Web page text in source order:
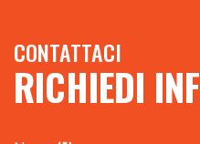
CONTATTACI
RICHIEDI